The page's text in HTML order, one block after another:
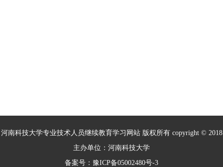
河南科技大学专业技术人员继续教育学习网站 版权所有 copyright © 2018
主办单位：河南科技大学
备案号：豫ICP备05002480号-3